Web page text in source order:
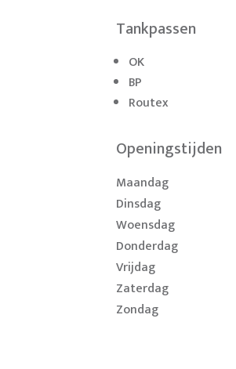
Tankpassen
OK
BP
Routex
Openingstijden
Maandag
Dinsdag
Woensdag
Donderdag
Vrijdag
Zaterdag
Zondag